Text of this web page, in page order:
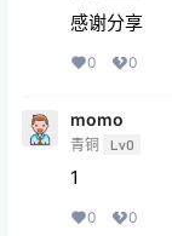
感谢分享
0 0
momo
青铜 Lv0
1
0 0